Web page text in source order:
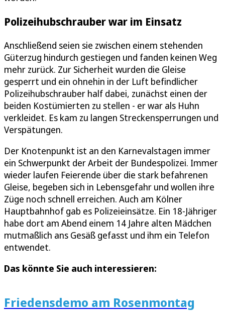
Polizeihubschrauber war im Einsatz
Anschließend seien sie zwischen einem stehenden
Güterzug hindurch gestiegen und fanden keinen Weg
mehr zurück. Zur Sicherheit wurden die Gleise
gesperrt und ein ohnehin in der Luft befindlicher
Polizeihubschrauber half dabei, zunächst einen der
beiden Kostümierten zu stellen - er war als Huhn
verkleidet. Es kam zu langen Streckensperrungen und
Verspätungen.
Der Knotenpunkt ist an den Karnevalstagen immer
ein Schwerpunkt der Arbeit der Bundespolizei. Immer
wieder laufen Feierende über die stark befahrenen
Gleise, begeben sich in Lebensgefahr und wollen ihre
Züge noch schnell erreichen. Auch am Kölner
Hauptbahnhof gab es Polizeieinsätze. Ein 18-Jähriger
habe dort am Abend einem 14 Jahre alten Mädchen
mutmaßlich ans Gesäß gefasst und ihm ein Telefon
entwendet.
Das könnte Sie auch interessieren:
Friedensdemo am Rosenmontag